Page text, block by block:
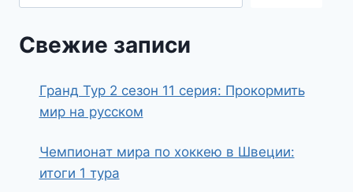
Свежие записи
Гранд Тур 2 сезон 11 серия: Прокормить
мир на русском
Чемпионат мира по хоккею в Швеции:
итоги 1 тура